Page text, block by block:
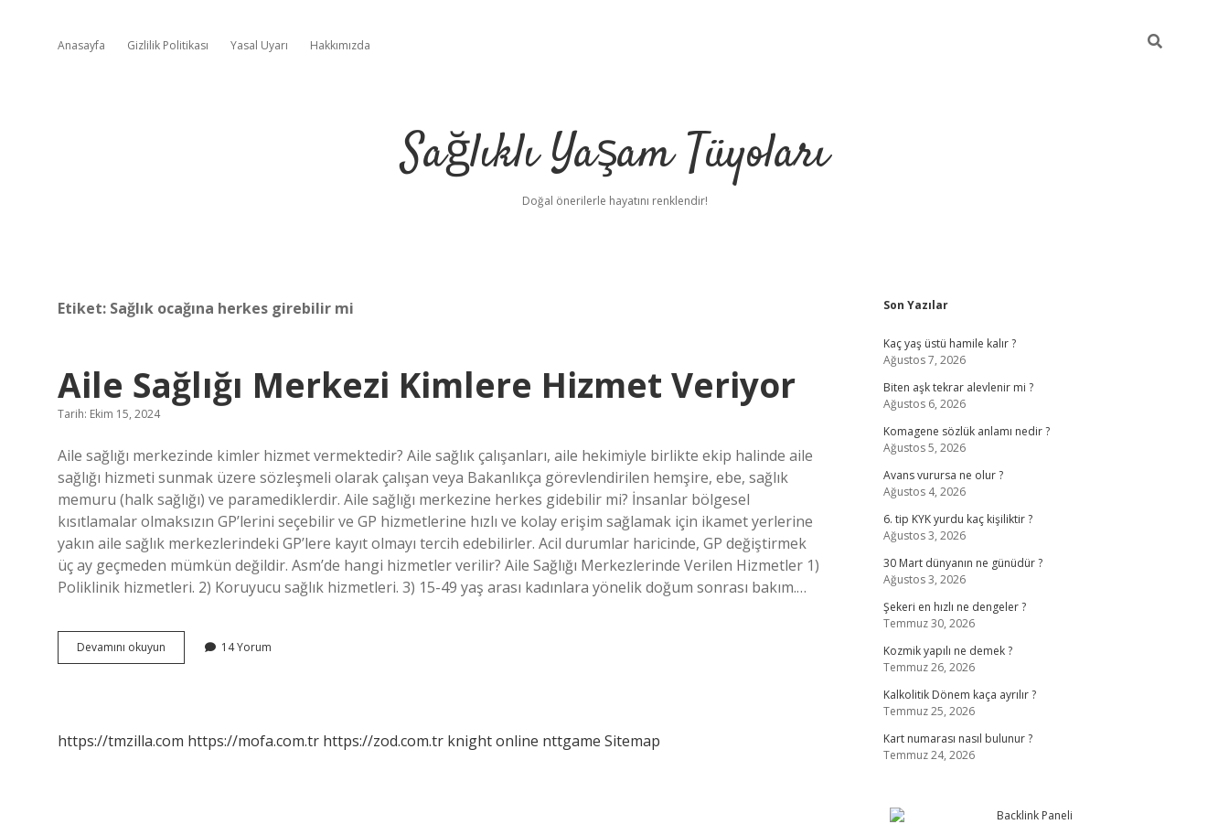
Anasayfa Gizlilik Politikası Yasal Uyarı Hakkımızda
Sağlıklı Yaşam Tüyoları
Doğal önerilerle hayatını renklendir!
Etiket: Sağlık ocağına herkes girebilir mi
Aile Sağlığı Merkezi Kimlere Hizmet Veriyor
Tarih: Ekim 15, 2024
Aile sağlığı merkezinde kimler hizmet vermektedir? Aile sağlık çalışanları, aile hekimiyle birlikte ekip halinde aile
sağlığı hizmeti sunmak üzere sözleşmeli olarak çalışan veya Bakanlıkça görevlendirilen hemşire, ebe, sağlık
memuru (halk sağlığı) ve paramediklerdir. Aile sağlığı merkezine herkes gidebilir mi? İnsanlar bölgesel
kısıtlamalar olmaksızın GP’lerini seçebilir ve GP hizmetlerine hızlı ve kolay erişim sağlamak için ikamet yerlerine
yakın aile sağlık merkezlerindeki GP’lere kayıt olmayı tercih edebilirler. Acil durumlar haricinde, GP değiştirmek
üç ay geçmeden mümkün değildir. Asm’de hangi hizmetler verilir? Aile Sağlığı Merkezlerinde Verilen Hizmetler 1)
Poliklinik hizmetleri. 2) Koruyucu sağlık hizmetleri. 3) 15-49 yaş arası kadınlara yönelik doğum sonrası bakım.…
Devamını okuyun
Sağlığı
14 Yorum
https://tmzilla.com https://mofa.com.tr https://zod.com.tr knight online nttgame Sitemap
Sidebar
Son Yazılar
Kaç yaş üstü hamile kalır ?
Ağustos 7, 2026
Biten aşk tekrar alevlenir mi ?
Ağustos 6, 2026
Komagene sözlük anlamı nedir ?
Ağustos 5, 2026
Avans vurursa ne olur ?
Ağustos 4, 2026
6. tip KYK yurdu kaç kişiliktir ?
Ağustos 3, 2026
30 Mart dünyanın ne günüdür ?
Ağustos 3, 2026
Şekeri en hızlı ne dengeler ?
Temmuz 30, 2026
Kozmik yapılı ne demek ?
Temmuz 26, 2026
Kalkolitik Dönem kaça ayrılır ?
Temmuz 25, 2026
Kart numarası nasıl bulunur ?
Temmuz 24, 2026